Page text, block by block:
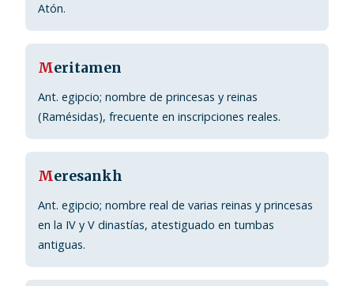
Atón.
Meritamen
Ant. egipcio; nombre de princesas y reinas
(Ramésidas), frecuente en inscripciones reales.
Meresankh
Ant. egipcio; nombre real de varias reinas y princesas
en la IV y V dinastías, atestiguado en tumbas
antiguas.